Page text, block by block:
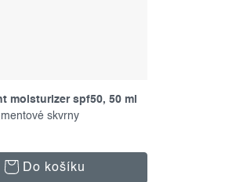
moisturizer spf50, 50 ml
skvrny
Do košíku